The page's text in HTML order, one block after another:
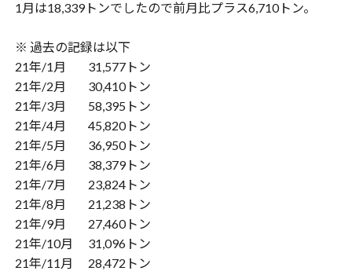
1月は18,339トンでしたので前月比プラス6,710トン。
※ 過去の記録は以下
21年/1月 31,577トン
21年/2月 30,410トン
21年/3月 58,395トン
21年/4月 45,820トン
21年/5月 36,950トン
21年/6月 38,379トン
21年/7月 23,824トン
21年/8月 21,238トン
21年/9月 27,460トン
21年/10月 31,096トン
21年/11月 28,472トン